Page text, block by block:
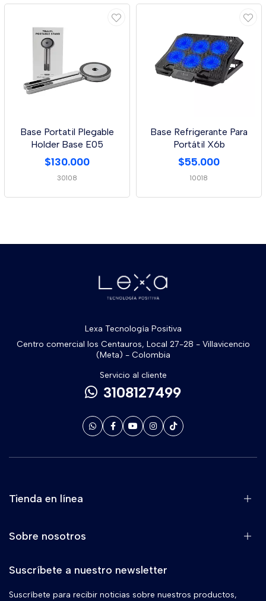
Base Portatil Plegable
Holder Base E05
$130.000
30108
Base Refrigerante Para
Portátil X6b
$55.000
10018
Lexa Tecnología Positiva
Centro comercial los Centauros, Local 27-28 - Villavicencio
(Meta) - Colombia
Servicio al cliente
3108127499
Tienda en línea
Sobre nosotros
Suscríbete a nuestro newsletter
Suscríbete para recibir noticias sobre nuestros productos,